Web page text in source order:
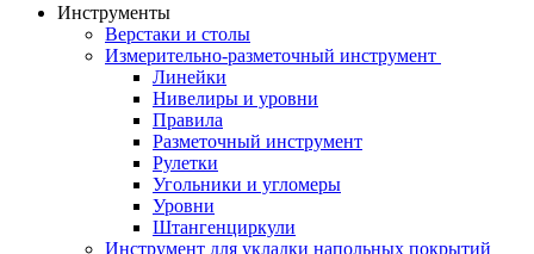
Инструменты
Верстаки и столы
Измерительно-разметочный инструмент
Линейки
Нивелиры и уровни
Правила
Разметочный инструмент
Рулетки
Угольники и угломеры
Уровни
Штангенциркули
Инструмент для укладки напольных покрытий